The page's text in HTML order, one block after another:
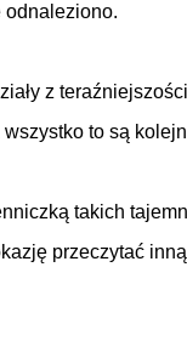
odnaleziono.
z
to są
takich
przeczytać